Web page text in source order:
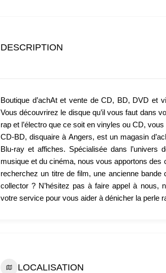
DESCRIPTION
Boutique d’achAt et vente de CD, BD, DVD et
Vous découvrirez le disque qu’il vous faut dans
rap et l’électro que ce soit en vinyles ou CD,
CD-BD, disquaire à Angers, est un magasin
Blu-ray et affiches. Spécialisée dans
musique et du cinéma, nous vous apportons
recherchez un titre de film, une ancienne
collector ? N’hésitez pas à faire appel à
votre service pour vous aider à dénicher la perle
LOCALISATION